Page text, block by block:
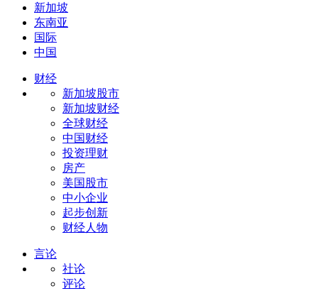
新加坡
东南亚
国际
中国
财经
新加坡股市
新加坡财经
全球财经
中国财经
投资理财
房产
美国股市
中小企业
起步创新
财经人物
言论
社论
评论